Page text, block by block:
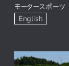
モータースポーツ
English